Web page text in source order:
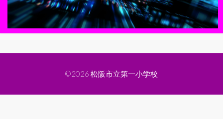
©2026 松阪市立第一小学校